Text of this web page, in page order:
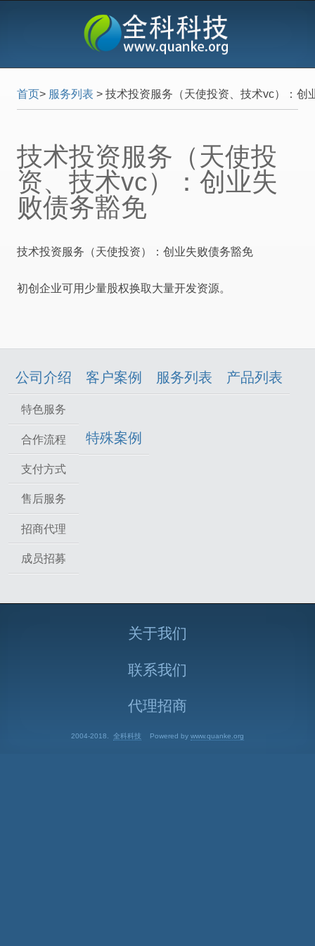
首页> 服务列表 > 技术投资服务（天使投资、技术vc）：创
技术投资服务（天使投
资、技术vc）：创业失
败债务豁免
技术投资服务（天使投资）：创业失败债务豁免
初创企业可用少量股权换取大量开发资源。
公司介绍
特色服务
合作流程
支付方式
售后服务
招商代理
成员招募
客户案例 服务列表 产品列表
特殊案例
关于我们
联系我们
代理招商
2004-2018. 全科科技 Powered by www.quanke.org